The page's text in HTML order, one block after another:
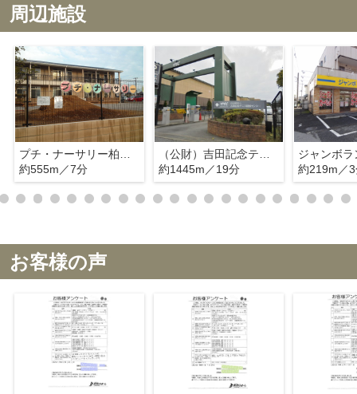
周辺施設
プチ・ナーサリー柏の葉保育園
約555m／7分
（公財）吉田記念テニス研修センター
約1445m／19分
約219m／
お客様の声